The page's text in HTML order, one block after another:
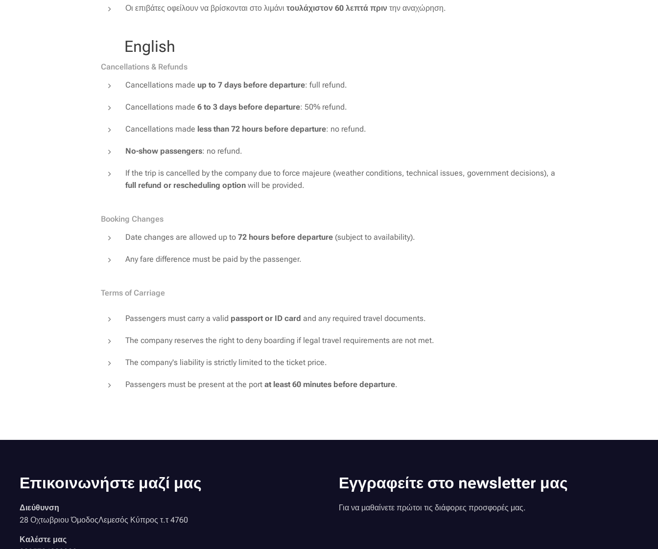
Οι επιβάτες οφείλουν να βρίσκονται στο λιμάνι τουλάχιστον 60 λεπτά πριν την αναχώρηση.
🇬🇧 English
Cancellations & Refunds
Cancellations made up to 7 days before departure: full refund.
Cancellations made 6 to 3 days before departure: 50% refund.
Cancellations made less than 72 hours before departure: no refund.
No-show passengers: no refund.
If the trip is cancelled by the company due to force majeure (weather conditions, technical issues, government decisions), a
full refund or rescheduling optionwill be provided.
Booking Changes
Date changes are allowed up to 72 hours before departure(subject to availability).
Any fare difference must be paid by the passenger.
Terms of Carriage
Passengers must carry a valid passport or ID card and any required travel documents.
The company reserves the right to deny boarding if legal travel requirements are not met.
The company's liability is strictly limited to the ticket price.
Passengers must be present at the port at least 60 minutes before departure.
Επικοινωνήστε μαζί μας
Διεύθυνση
28 Οχτωβριου ΌμοδοςΛεμεσός Κύπρος τ.τ 4760
Καλέστε μας
Εγγραφείτε στο newsletter μας
Για να μαθαίνετε πρώτοι τις διάφορες προσφορές μας.